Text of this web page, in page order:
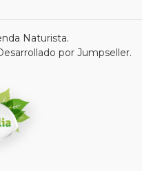
Naturista.
por Jumpseller.